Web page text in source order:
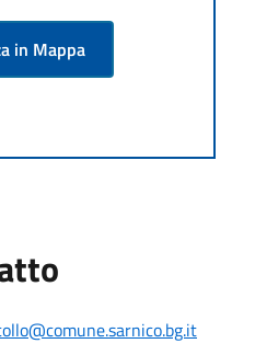
in Mappa